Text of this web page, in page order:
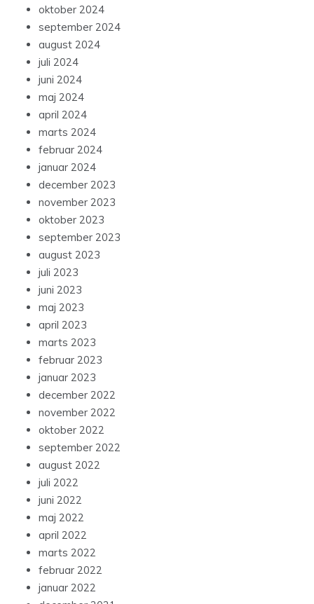
oktober 2024
september 2024
august 2024
juli 2024
juni 2024
maj 2024
april 2024
marts 2024
februar 2024
januar 2024
december 2023
november 2023
oktober 2023
september 2023
august 2023
juli 2023
juni 2023
maj 2023
april 2023
marts 2023
februar 2023
januar 2023
december 2022
november 2022
oktober 2022
september 2022
august 2022
juli 2022
juni 2022
maj 2022
april 2022
marts 2022
februar 2022
januar 2022